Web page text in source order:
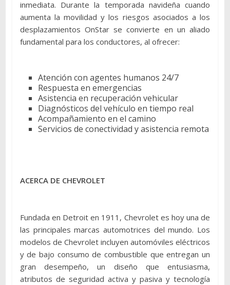
inmediata. Durante la temporada navideña cuando
aumenta la movilidad y los riesgos asociados a los
desplazamientos OnStar se convierte en un aliado
fundamental para los conductores, al ofrecer:
Atención con agentes humanos 24/7
Respuesta en emergencias
Asistencia en recuperación vehicular
Diagnósticos del vehículo en tiempo real
Acompañamiento en el camino
Servicios de conectividad y asistencia remota
ACERCA DE CHEVROLET
Fundada en Detroit en 1911, Chevrolet es hoy una de
las principales marcas automotrices del mundo. Los
modelos de Chevrolet incluyen automóviles eléctricos
y de bajo consumo de combustible que entregan un
gran desempeño, un diseño que entusiasma,
atributos de seguridad activa y pasiva y tecnología